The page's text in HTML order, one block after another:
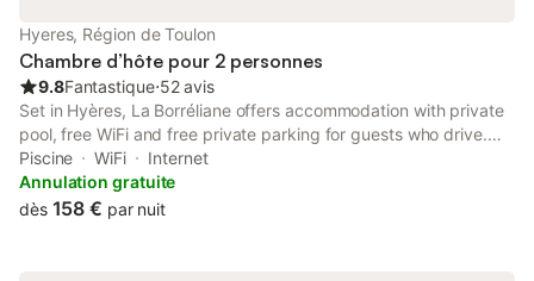
Hyeres, Région de Toulon
Chambre d’hôte pour 2 personnes
9.8Fantastique⋅52 avis
Set in Hyères, La Borréliane offers accommodation with private
pool, free WiFi and free private parking for guests who drive.
The property features pool and garden views, and is 28 km
from Toulon Train Station.
Piscine WiFi
Internet
Annulation gratuite
dès 158 € par nuit